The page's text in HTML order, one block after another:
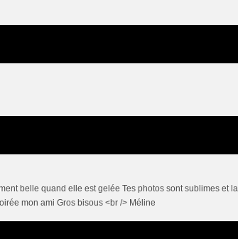
belle quand elle est gelée Tes photos sont sublimes et la
mon ami Gros bisous <br /> Méline